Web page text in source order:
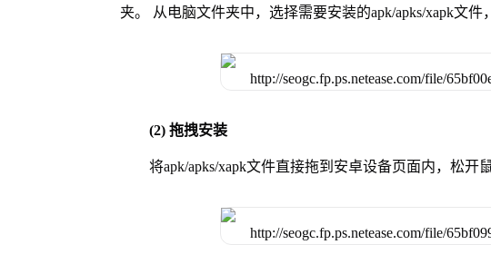
夹。 从电脑文件夹中，选择需要安装的apk/apks/xapk文件
(2) 拖拽安装
将apk/apks/xapk文件直接拖到安卓设备页面内，松开